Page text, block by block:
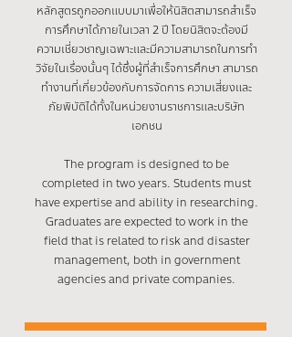
หลักสูตรถูกออกแบบมาเพื่อให้นิสิตสามารถสำเร็จ
การศึกษาได้ภายในเวลา 2 ปี โดยนิสิตจะต้องมี
ความเชี่ยวชาญเฉพาะและมีความสามารถในการทำ
วิจัยในเรื่องนั้นๆ ได้ซึ่งผู้ที่สำเร็จการศึกษา สามารถ
ทำงานที่เกี่ยวข้องกับการจัดการ ความเสี่ยงและ
ภัยพิบัติได้ทั้งในหน่วยงานราชการและบริษัท
เอกชน
The program is designed to be
completed in two years. Students must
have expertise and ability in researching.
Graduates are expected to work in the
field that is related to risk and disaster
management, both in government
agencies and private companies.